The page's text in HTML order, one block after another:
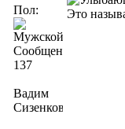
Пол:
Сообщений:
137
Вадим
Сизенков
Это